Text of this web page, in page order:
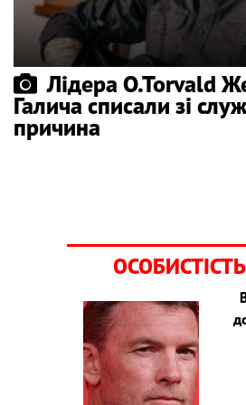
Лідера O.Torvald
Галича списали зі
причина